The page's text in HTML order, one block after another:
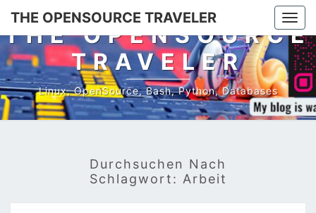
Skip
content
THE OPENSOURCE TRAVELER
THE OPENSOURCE
TRAVELER
Linux, OpenSource, Bash, Python, Databases
Durchsuchen Nach
Schlagwort: Arbeit